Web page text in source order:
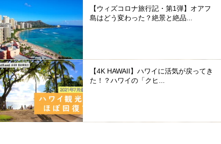
【ウィズコロナ旅行記・第1弾】オアフ
島はどう変わった？絶景と絶品...
【4K HAWAII】ハワイに活気が戻ってき
た！？ハワイの「クヒ...